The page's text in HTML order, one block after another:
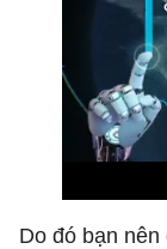
Do đó bạn